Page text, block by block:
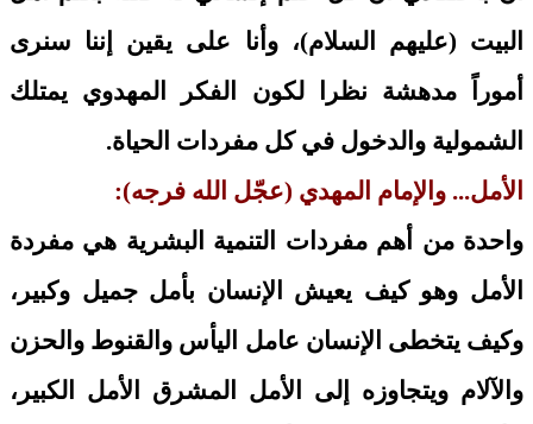
البيت (عليهم السلام)، وأنا على يقين إننا سنرى
أموراً مدهشة نظرا لكون الفكر المهدوي يمتلك
الشمولية والدخول في كل مفردات الحياة.
الأمل... والإمام المهدي (عجّل الله فرجه):
واحدة من أهم مفردات التنمية البشرية هي مفردة
الأمل وهو كيف يعيش الإنسان بأمل جميل وكبير،
وكيف يتخطى الإنسان عامل اليأس والقنوط والحزن
والآلام ويتجاوزه إلى الأمل المشرق الأمل الكبير،